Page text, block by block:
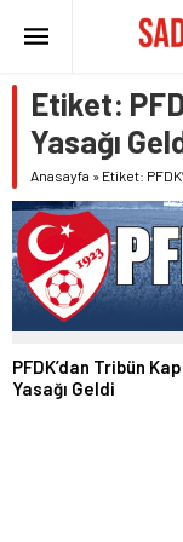
Etiket:
Yasağı
Anasayfa » Etiket:
PFDK’dan Tribün
Yasağı Geldi